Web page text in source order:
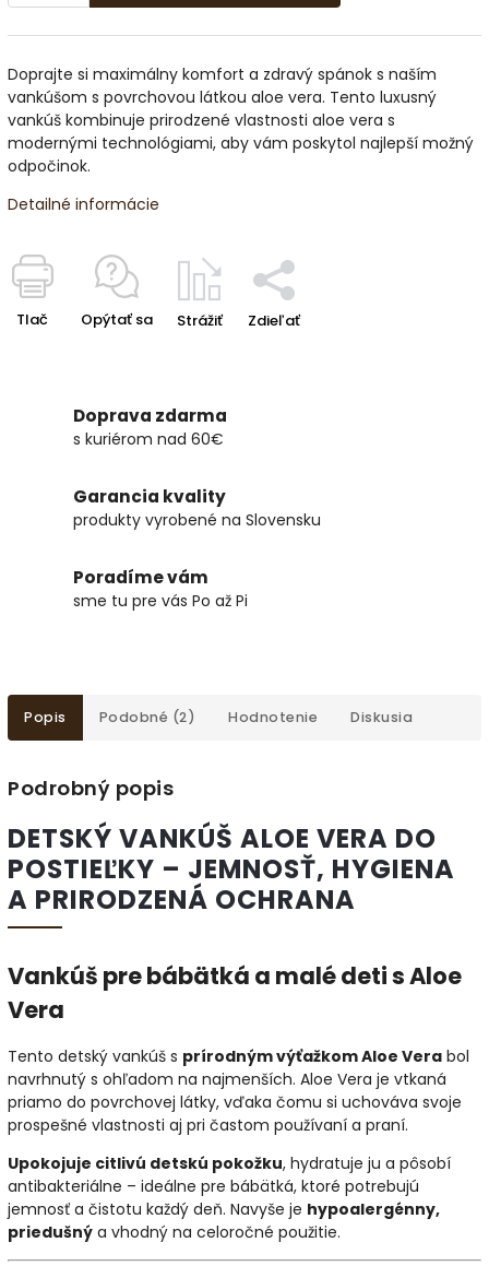
Doprajte si maximálny komfort a zdravý spánok s naším
vankúšom s povrchovou látkou aloe vera. Tento luxusný
vankúš kombinuje prirodzené vlastnosti aloe vera s
modernými technológiami, aby vám poskytol najlepší možný
odpočinok.
Detailné informácie
Tlač Opýtať sa Strážiť Zdieľať
Doprava zdarma
s kuriérom nad 60€
Garancia kvality
produkty vyrobené na Slovensku
Poradíme vám
sme tu pre vás Po až Pi
Popis Podobné (2) Hodnotenie Diskusia
Podrobný popis
DETSKÝ VANKÚŠ ALOE VERA DO
POSTIEĽKY – JEMNOSŤ, HYGIENA
A PRIRODZENÁ OCHRANA
Vankúš pre bábätká a malé deti s Aloe
Vera
Tento detský vankúš s prírodným výťažkom Aloe Vera bol
navrhnutý s ohľadom na najmenších. Aloe Vera je vtkaná
priamo do povrchovej látky, vďaka čomu si uchováva svoje
prospešné vlastnosti aj pri častom používaní a praní.
Upokojuje citlivú detskú pokožku, hydratuje ju a pôsobí
antibakteriálne – ideálne pre bábätká, ktoré potrebujú
jemnosť a čistotu každý deň. Navyše je hypoalergénny,
priedušný a vhodný na celoročné použitie.